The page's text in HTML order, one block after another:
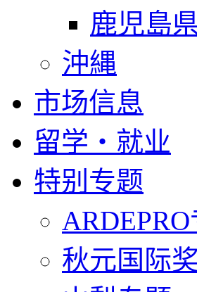
鹿児島
沖縄
市场信息
留学・就业
特别专题
秋元国际